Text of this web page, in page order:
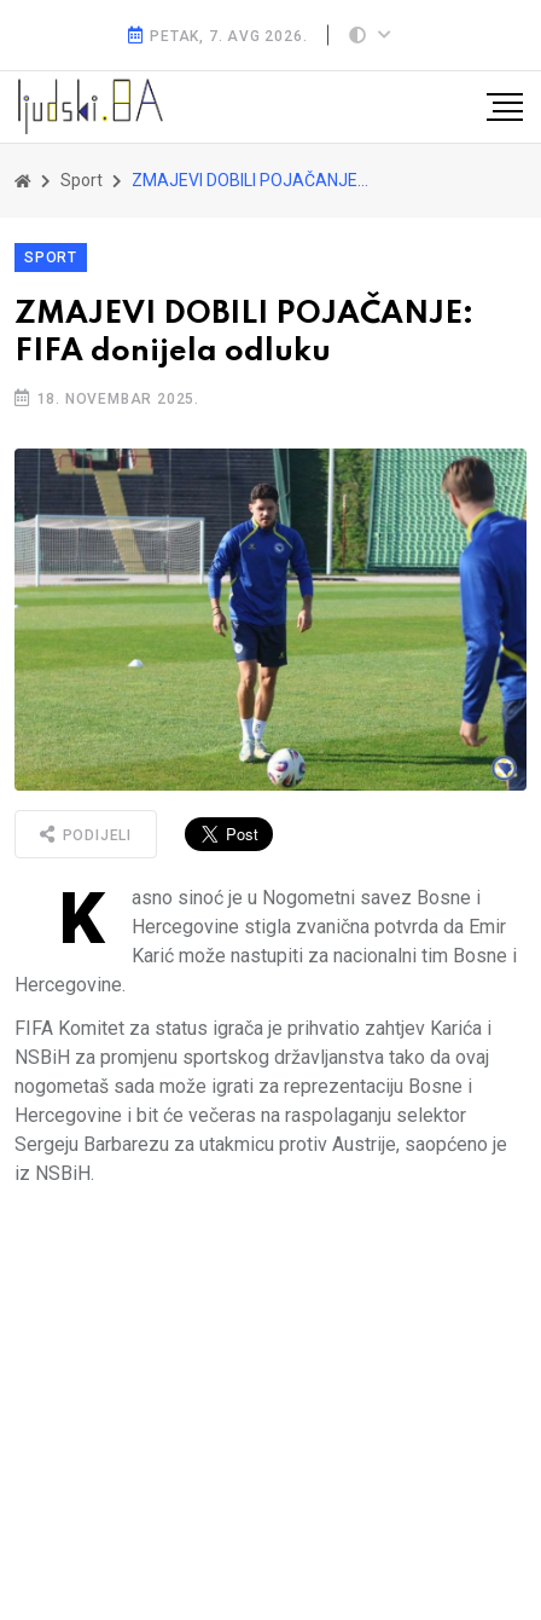
PETAK, 7. AVG 2026.
Sport ZMAJEVI DOBILI POJAČANJE: FIFA donijela odluku
SPORT
ZMAJEVI DOBILI POJAČANJE:
FIFA donijela odluku
18. NOVEMBAR 2025.
PODIJELI
K
asno sinoć je u Nogometni savez Bosne i
Hercegovine stigla zvanična potvrda da Emir
Karić može nastupiti za nacionalni tim Bosne i
Hercegovine.
FIFA Komitet za status igrača je prihvatio zahtjev Karića i
NSBiH za promjenu sportskog državljanstva tako da ovaj
nogometaš sada može igrati za reprezentaciju Bosne i
Hercegovine i bit će večeras na raspolaganju selektor
Sergeju Barbarezu za utakmicu protiv Austrije, saopćeno je
iz NSBiH.